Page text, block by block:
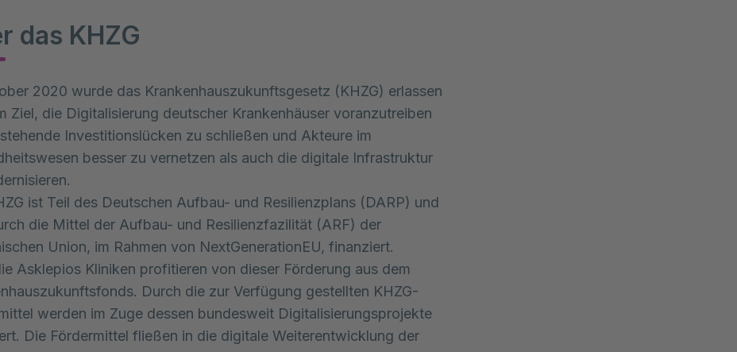
das KHZG
2020 wurde das Krankenhauszukunftsgesetz (KHZG) erlassen
Ziel, die Digitalisierung deutscher Krankenhäuser voranzutreiben
Investitionslücken zu schließen und Akteure im
besser zu vernetzen als auch die digitale Infrastruktur
ist Teil des Deutschen Aufbau- und Resilienzplans (DARP) und
die Mittel der Aufbau- und Resilienzfazilität (ARF) der
Union, im Rahmen von NextGenerationEU, finanziert.
Asklepios Kliniken profitieren von dieser Förderung aus dem
Durch die zur Verfügung gestellten KHZG-
werden im Zuge dessen bundesweit Digitalisierungsprojekte
Die Fördermittel fließen in die digitale Weiterentwicklung der